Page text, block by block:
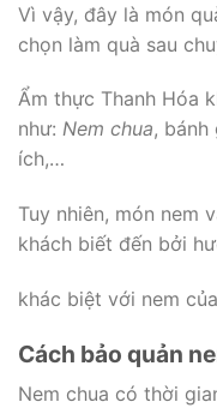
Vì vậy, đây là món
chọn làm quà sau
Ẩm thực Thanh Hóa
như: Nem chua, bánh
ích,…
Tuy nhiên, món nem
khách biết đến bởi
khác biệt với nem
Cách bảo quản
Nem chua có thời